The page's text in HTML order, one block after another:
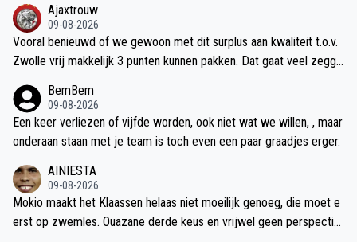
Joedi moet echt nog wel een dijk van een RCV kopen, want Bouw
man gaat je onherroepelijk veel punten kosten!
Ajaxtrouw
09-08-2026
Vooral benieuwd of we gewoon met dit surplus aan kwaliteit t.o.v.
Zwolle vrij makkelijk 3 punten kunnen pakken. Dat gaat veel zegge
BemBem
09-08-2026
Een keer verliezen of vijfde worden, ook niet wat we willen, , maar
onderaan staan met je team is toch even een paar graadjes erger.
AINIESTA
09-08-2026
Mokio maakt het Klaassen helaas niet moeilijk genoeg, die moet e
erst op zwemles. Ouazane derde keus en vrijwel geen perspectief